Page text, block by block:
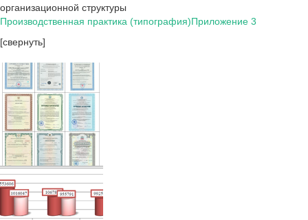
организационной структуры
Производственная практика (типография)Приложение 3
[свернуть]